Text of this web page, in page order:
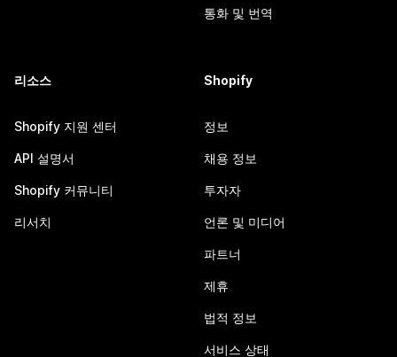
통화 및 번역
리소스
Shopify 지원 센터
API 설명서
Shopify 커뮤니티
리서치
Shopify
정보
채용 정보
투자자
언론 및 미디어
파트너
제휴
법적 정보
서비스 상태